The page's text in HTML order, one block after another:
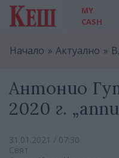
MY
CASH
Начало Актуално
Антонио
2020 г.
31.01.2021 / 07:30
Свят